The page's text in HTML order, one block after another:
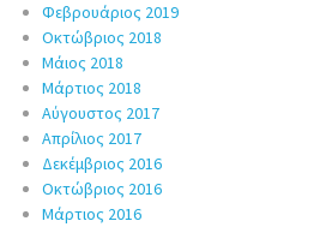
Φεβρουάριος 2019
Οκτώβριος 2018
Μάιος 2018
Μάρτιος 2018
Αύγουστος 2017
Απρίλιος 2017
Δεκέμβριος 2016
Οκτώβριος 2016
Μάρτιος 2016